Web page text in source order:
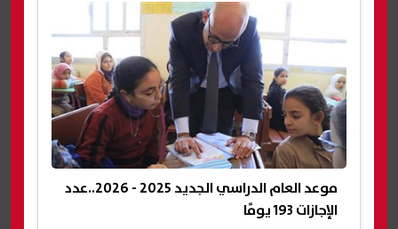
موعد العام الدراسي الجديد 2025 - 2026..عدد
الإجازات 193 يومًا